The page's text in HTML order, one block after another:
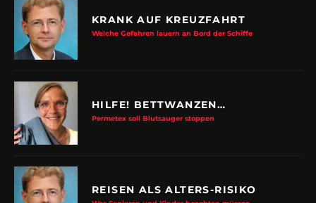
KRANK AUF KREUZFAHRT
Welche Gefahren lauern an Bord der Schiffe
HILFE! BETTWANZEN…
Permetex soll Blutsauger stoppen
REISEN ALS ALTERS-RISIKO